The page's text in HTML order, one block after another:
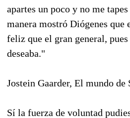
apartes un poco y no me
manera mostró Diógenes que
feliz que el gran general,
deseaba."
Jostein Gaarder, El mundo de
Sí la fuerza de voluntad